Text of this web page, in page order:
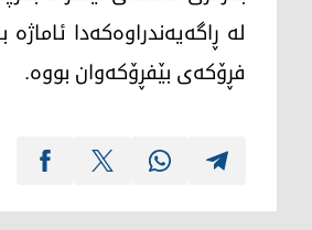
لە ڕاگەیەندراوەکەدا
فڕۆکەی بێفڕۆکەوان بووە.